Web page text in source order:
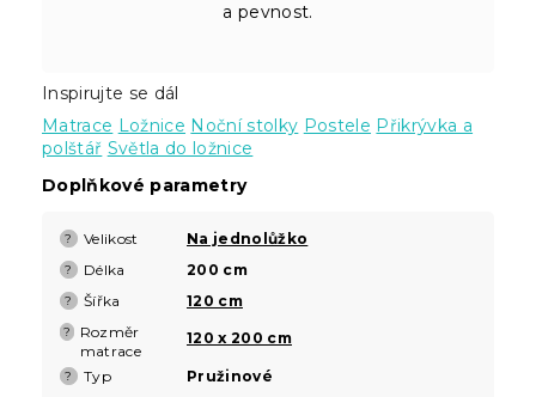
a pevnost.
Inspirujte se dál
Matrace Ložnice Noční stolky Postele Přikrývka a
polštář Světla do ložnice
Doplňkové parametry
? Velikost Na jednolůžko
? Délka 200 cm
? Šířka 120 cm
?
Rozměr
matrace
120 x 200 cm
? Typ Pružinové